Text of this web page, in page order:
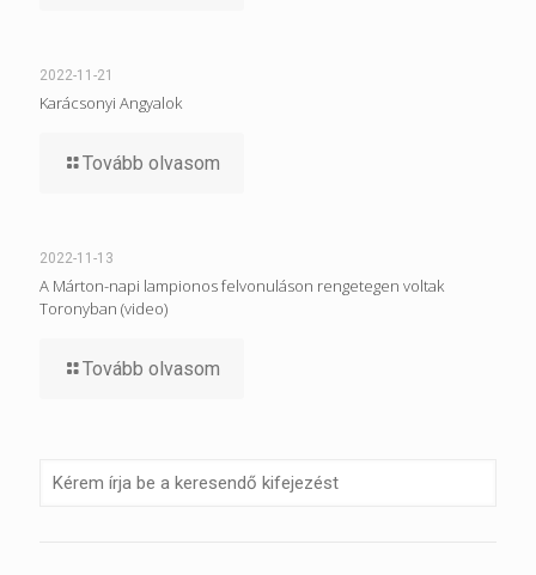
2022-11-21
Karácsonyi Angyalok
Tovább olvasom
2022-11-13
A Márton-napi lampionos felvonuláson rengetegen voltak
Toronyban (video)
Tovább olvasom